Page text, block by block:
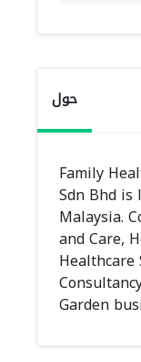
حول
Family
Sdn Bhd is
Malaysia.
and Care,
Garden